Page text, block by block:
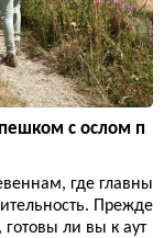
с ослом п
где главны
Прежде
ли вы к аут